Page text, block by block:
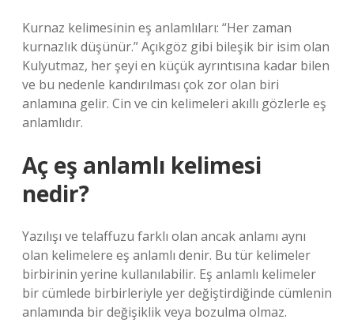
Kurnaz kelimesinin eş anlamlıları: “Her zaman
kurnazlık düşünür.” Açıkgöz gibi bileşik bir isim olan
Kulyutmaz, her şeyi en küçük ayrıntısına kadar bilen
ve bu nedenle kandırılması çok zor olan biri
anlamına gelir. Cin ve cin kelimeleri akıllı gözlerle eş
anlamlıdır.
Aç eş anlamlı kelimesi
nedir?
Yazılışı ve telaffuzu farklı olan ancak anlamı aynı
olan kelimelere eş anlamlı denir. Bu tür kelimeler
birbirinin yerine kullanılabilir. Eş anlamlı kelimeler
bir cümlede birbirleriyle yer değiştirdiğinde cümlenin
anlamında bir değişiklik veya bozulma olmaz.